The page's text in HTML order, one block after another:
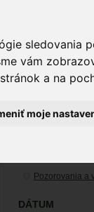
sledovania
vám
a na
moje
a
PROJEKT
Pozorovania a
DÁTUM